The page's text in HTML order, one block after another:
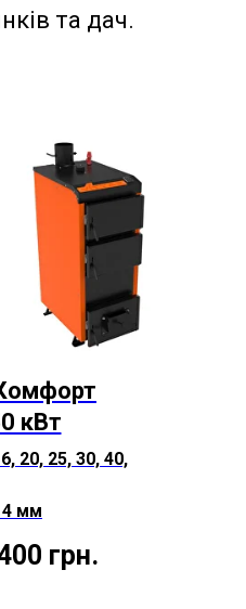
та дач.
кВт
20, 25, 30, 40,
4 мм
грн.